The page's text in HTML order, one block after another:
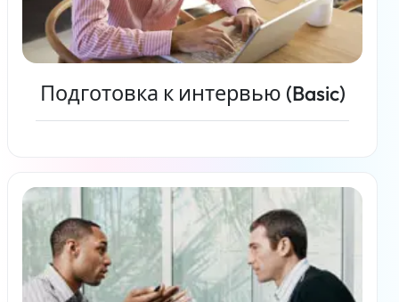
Подготовка к интервью (Basic)
Читать дальше